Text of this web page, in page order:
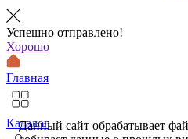
Успешно отправлено!
Хорошо
Главная
Каталог
Данный сайт обрабатывает